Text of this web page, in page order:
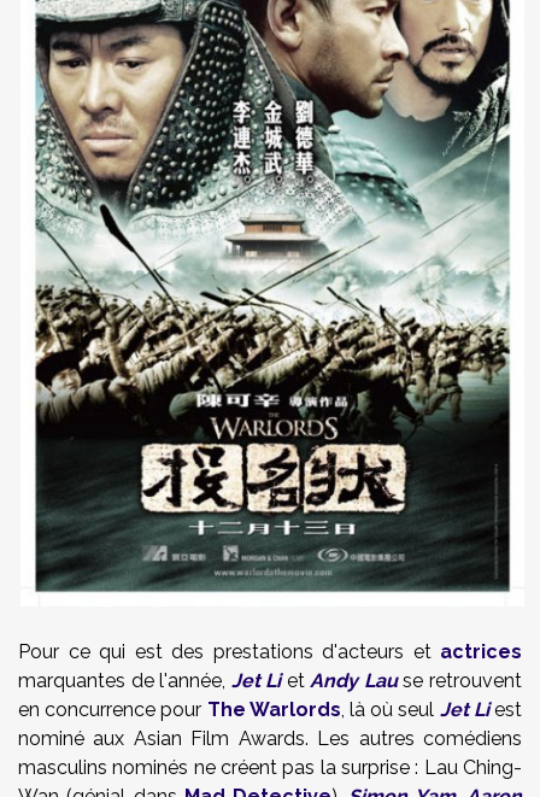
Pour ce qui est des prestations d'acteurs et actrices
marquantes de l'année, Jet LietAndy Lause retrouvent
en concurrence pour The Warlords, là où seul Jet Liest
nominé aux Asian Film Awards. Les autres comédiens
masculins nominés ne créent pas la surprise : Lau Ching-